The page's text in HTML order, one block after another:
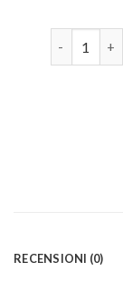
sandalo
RECENSIONI (0)